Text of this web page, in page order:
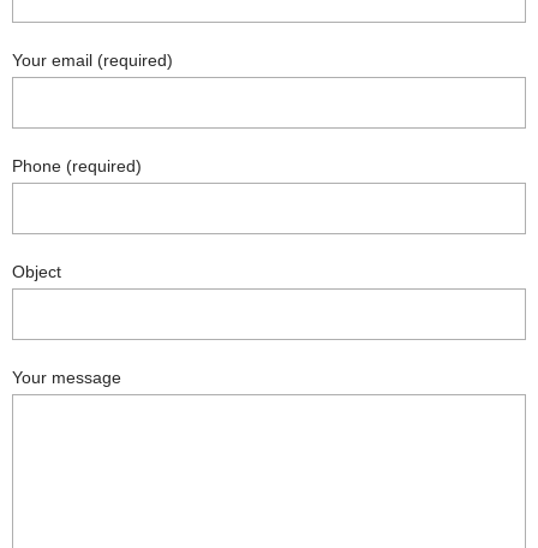
Your email (required)
Phone (required)
Object
Your message